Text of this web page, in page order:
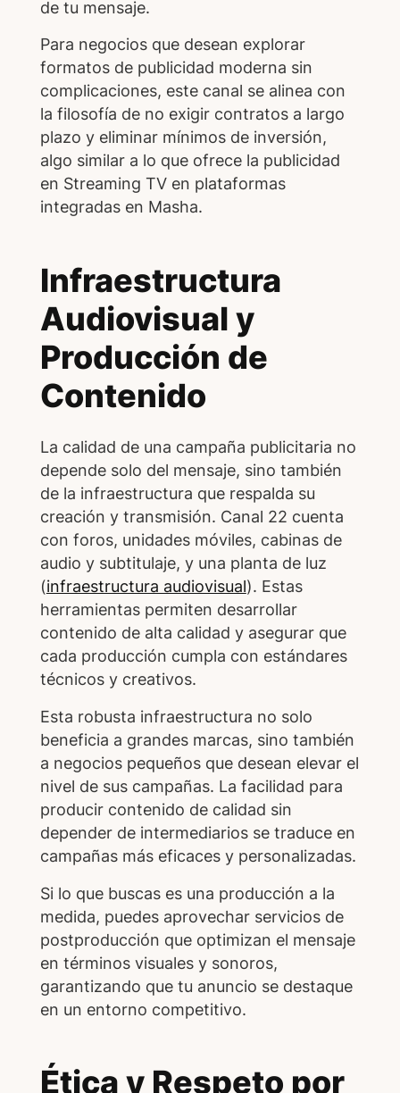
de tu mensaje.
Para negocios que desean explorar
formatos de publicidad moderna sin
complicaciones, este canal se alinea con
la filosofía de no exigir contratos a largo
plazo y eliminar mínimos de inversión,
algo similar a lo que ofrece la publicidad
en Streaming TV en plataformas
integradas en Masha.
Infraestructura
Audiovisual y
Producción de
Contenido
La calidad de una campaña publicitaria no
depende solo del mensaje, sino también
de la infraestructura que respalda su
creación y transmisión. Canal 22 cuenta
con foros, unidades móviles, cabinas de
audio y subtitulaje, y una planta de luz
(infraestructura audiovisual). Estas
herramientas permiten desarrollar
contenido de alta calidad y asegurar que
cada producción cumpla con estándares
técnicos y creativos.
Esta robusta infraestructura no solo
beneficia a grandes marcas, sino también
a negocios pequeños que desean elevar el
nivel de sus campañas. La facilidad para
producir contenido de calidad sin
depender de intermediarios se traduce en
campañas más eficaces y personalizadas.
Si lo que buscas es una producción a la
medida, puedes aprovechar servicios de
postproducción que optimizan el mensaje
en términos visuales y sonoros,
garantizando que tu anuncio se destaque
en un entorno competitivo.
Ética y Respeto por